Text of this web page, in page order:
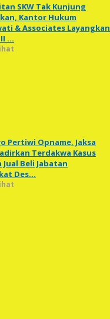
SKW Tak Kunjung
Kantor Hukum
& Associates Layangkan
…
Pertiwi Opname, Jaksa
Terdakwa Kasus
Jual Beli Jabatan
Des…